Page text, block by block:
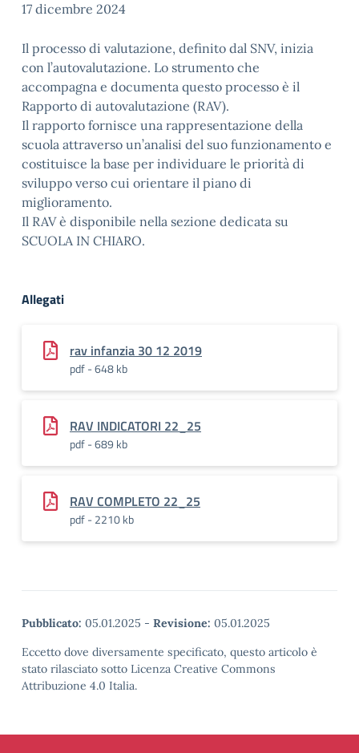
17 dicembre 2024
Il processo di valutazione, definito dal SNV, inizia
con l’autovalutazione. Lo strumento che
accompagna e documenta questo processo è il
Rapporto di autovalutazione (RAV).
Il rapporto fornisce una rappresentazione della
scuola attraverso un’analisi del suo funzionamento e
costituisce la base per individuare le priorità di
sviluppo verso cui orientare il piano di
miglioramento.
Il RAV è disponibile nella sezione dedicata su
SCUOLA IN CHIARO.
Allegati
rav infanzia 30 12 2019
pdf - 648 kb
RAV INDICATORI 22_25
pdf - 689 kb
RAV COMPLETO 22_25
pdf - 2210 kb
Pubblicato: 05.01.2025 - Revisione: 05.01.2025
Eccetto dove diversamente specificato, questo articolo è
stato rilasciato sotto Licenza Creative Commons
Attribuzione 4.0 Italia.